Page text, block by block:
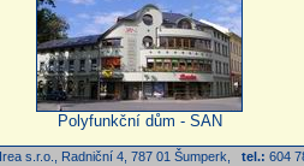
Polyfunkční dům - SAN
Irea s.r.o., Radniční 4, 787 01 Šumperk, tel.: 604